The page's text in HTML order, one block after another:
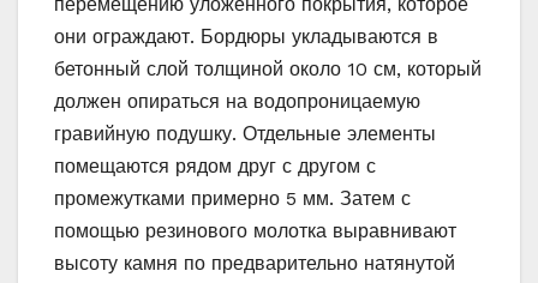
перемещению уложенного покрытия, которое
они ограждают. ​​Бордюры укладываются в
бетонный слой толщиной около 10 см, который
должен опираться на водопроницаемую
гравийную подушку. Отдельные элементы
помещаются рядом друг с другом с
промежутками примерно 5 мм. Затем с
помощью резинового молотка выравнивают
высоту камня по предварительно натянутой